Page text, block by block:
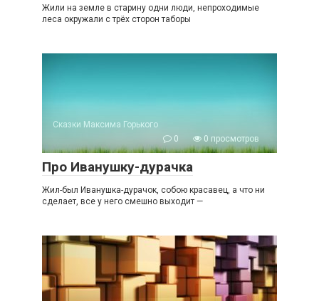
Жили на земле в старину одни люди, непроходимые
леса окружали с трёх сторон таборы
Сказки Максима Горького
0
0 просмотров
Про Иванушку-дурачка
Жил-был Иванушка-дурачок, собою красавец, а что ни
сделает, все у него смешно выходит —